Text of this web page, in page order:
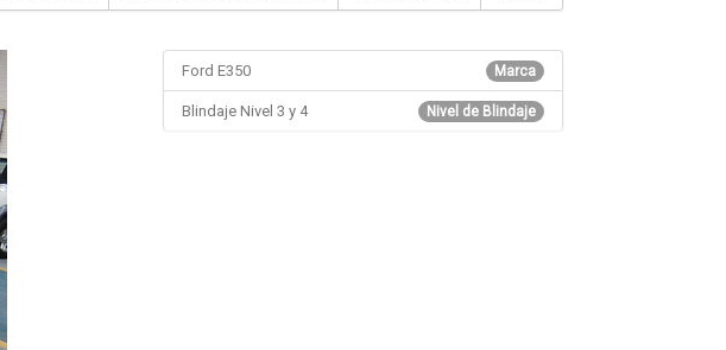
Marca
Ford E350
Nivel de Blindaje
Blindaje Nivel 3 y 4